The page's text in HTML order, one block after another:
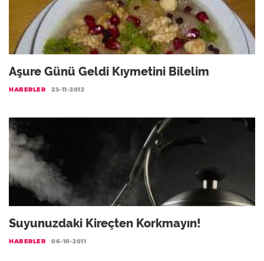
Aşure Günü Geldi Kıymetini Bilelim
HABERLER 23-11-2012
Suyunuzdaki Kireçten Korkmayın!
HABERLER 06-10-2011